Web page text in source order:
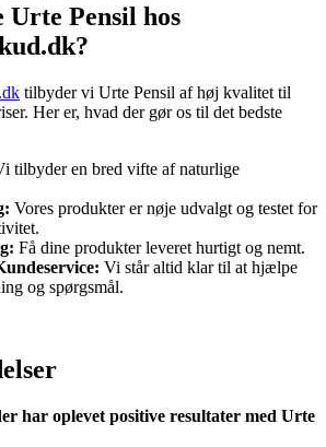
Pensil hos
tilbyder vi Urte Pensil af høj kvalitet til
Her er, hvad der gør os til det bedste
tilbyder en bred vifte af naturlige
Vores produkter er nøje udvalgt og testet for
Få dine produkter leveret hurtigt og nemt.
Vi står altid klar til at hjælpe
og spørgsmål.
har oplevet positive resultater med Urte